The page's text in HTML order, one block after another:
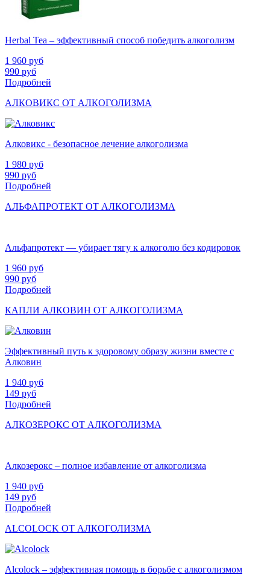
Herbal Tea – эффективный способ победить алкоголизм
1 960 руб
990 руб
Подробней
АЛКОВИКС ОТ АЛКОГОЛИЗМА
Алковикс - безопасное лечение алкоголизма
1 980 руб
990 руб
Подробней
АЛЬФАПРОТЕКТ ОТ АЛКОГОЛИЗМА
Альфапротект — убирает тягу к алкоголю без кодировок
1 960 руб
990 руб
Подробней
КАПЛИ АЛКОВИН ОТ АЛКОГОЛИЗМА
Эффективный путь к здоровому образу жизни вместе с
Алковин
1 940 руб
149 руб
Подробней
АЛКОЗЕРОКС ОТ АЛКОГОЛИЗМА
Алкозерокс – полное избавление от алкоголизма
1 940 руб
149 руб
Подробней
ALCOLOCK ОТ АЛКОГОЛИЗМА
Alcolock – эффективная помощь в борьбе с алкоголизмом